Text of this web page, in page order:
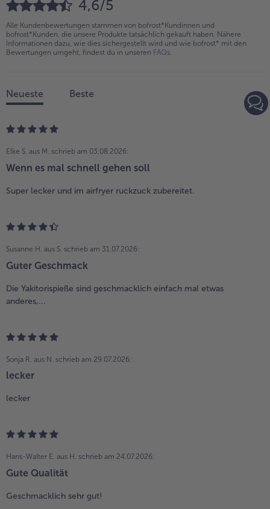
4,6/5
Alle Kundenbewertungen stammen von bofrost*Kundinnen und
bofrost*Kunden, die unsere Produkte tatsächlich gekauft haben. Nähere
Informationen dazu, wie dies sichergestellt wird und wie bofrost* mit den
Bewertungen umgeht, findest du in unseren FAQs
Neueste Beste
Elke S. aus M. schrieb am 03.08.2026:
Wenn es mal schnell gehen soll
Super lecker und im airfryer ruckzuck zubereitet.
Susanne H. aus S. schrieb am 31.07.2026:
Guter Geschmack
Die Yakitorispieße sind geschmacklich einfach mal etwas
anderes,...
Sonja R. aus N. schrieb am 29.07.2026:
lecker
lecker
Hans-Walter E. aus H. schrieb am 24.07.2026:
Gute Qualität
Geschmacklich sehr gut!